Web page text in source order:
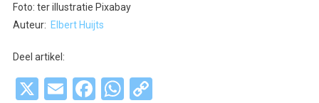
Foto: ter illustratie Pixabay
Auteur: Elbert Huijts
Deel artikel:
X EmailFacebook
WhatsApp
Copy